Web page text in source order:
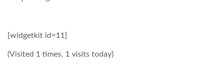
A NAP SZÉPE
[widgetkit id=11]
(Visited 1 times, 1 visits today)